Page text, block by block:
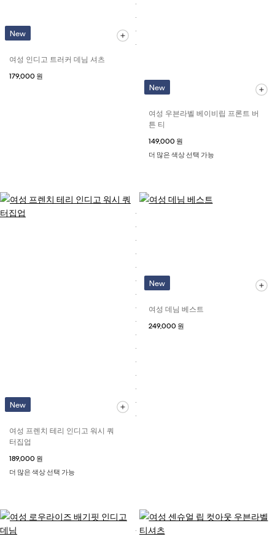
New
여성 인디고 트러커 데님 셔츠
179,000 원
New
여성 우븐라벨 베이비립 프론트 버
튼 티
149,000 원
더 많은 색상 선택 가능
New
여성 프렌치 테리 인디고 워시 쿼
터집업
189,000 원
더 많은 색상 선택 가능
New
여성 데님 베스트
249,000 원